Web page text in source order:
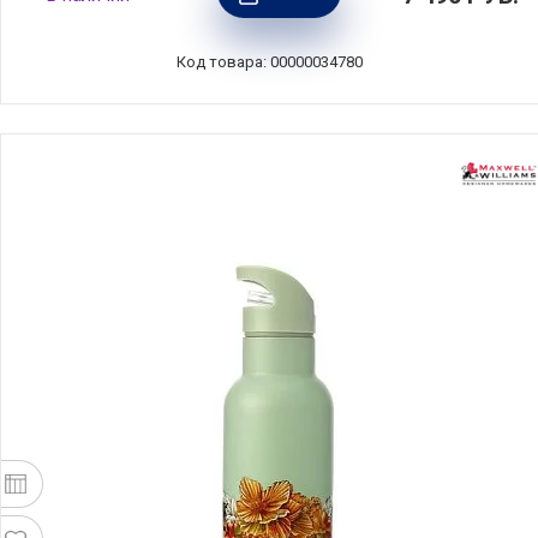
228667
Код товара: 00000034780